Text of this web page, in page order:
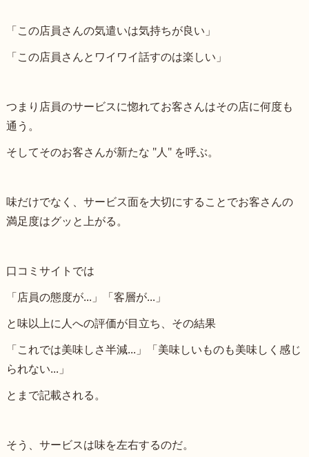
「この店員さんの気遣いは気持ちが良い」
「この店員さんとワイワイ話すのは楽しい」
つまり店員のサービスに惚れてお客さんはその店に何度も
通う。
そしてそのお客さんが新たな "人" を呼ぶ。
味だけでなく、サービス面を大切にすることでお客さんの
満足度はグッと上がる。
口コミサイトでは
「店員の態度が...」「客層が...」
と味以上に人への評価が目立ち、その結果
「これでは美味しさ半減...」「美味しいものも美味しく感じ
られない...」
とまで記載される。
そう、サービスは味を左右するのだ。